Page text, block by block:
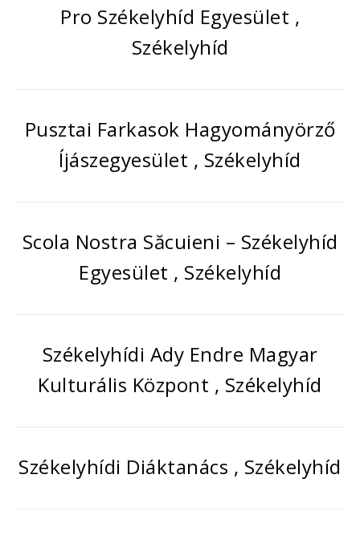
Pro Székelyhíd Egyesület ,
Székelyhíd
Pusztai Farkasok Hagyományörző
Íjászegyesület , Székelyhíd
Scola Nostra Săcuieni – Székelyhíd
Egyesület , Székelyhíd
Székelyhídi Ady Endre Magyar
Kulturális Központ , Székelyhíd
Székelyhídi Diáktanács , Székelyhíd